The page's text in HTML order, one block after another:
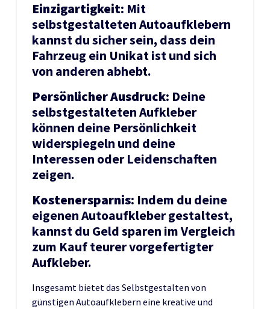
Einzigartigkeit: Mit
selbstgestalteten Autoaufklebern
kannst du sicher sein, dass dein
Fahrzeug ein Unikat ist und sich
von anderen abhebt.
Persönlicher Ausdruck: Deine
selbstgestalteten Aufkleber
können deine Persönlichkeit
widerspiegeln und deine
Interessen oder Leidenschaften
zeigen.
Kostenersparnis: Indem du deine
eigenen Autoaufkleber gestaltest,
kannst du Geld sparen im Vergleich
zum Kauf teurer vorgefertigter
Aufkleber.
Insgesamt bietet das Selbstgestalten von
günstigen Autoaufklebern eine kreative und